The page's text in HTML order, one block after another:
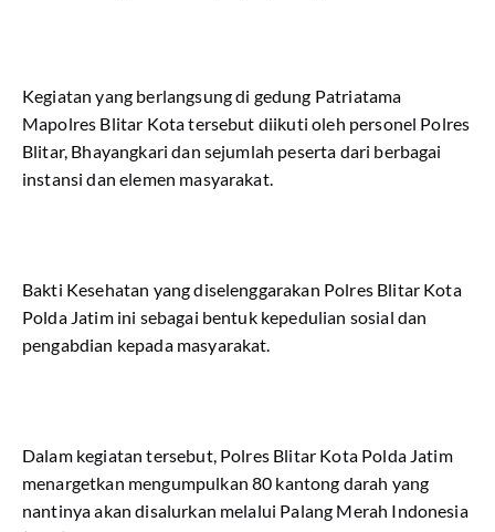
Kegiatan yang berlangsung di gedung Patriatama
Mapolres Blitar Kota tersebut diikuti oleh personel Polres
Blitar, Bhayangkari dan sejumlah peserta dari berbagai
instansi dan elemen masyarakat.
Bakti Kesehatan yang diselenggarakan Polres Blitar Kota
Polda Jatim ini sebagai bentuk kepedulian sosial dan
pengabdian kepada masyarakat.
Dalam kegiatan tersebut, Polres Blitar Kota Polda Jatim
menargetkan mengumpulkan 80 kantong darah yang
nantinya akan disalurkan melalui Palang Merah Indonesia